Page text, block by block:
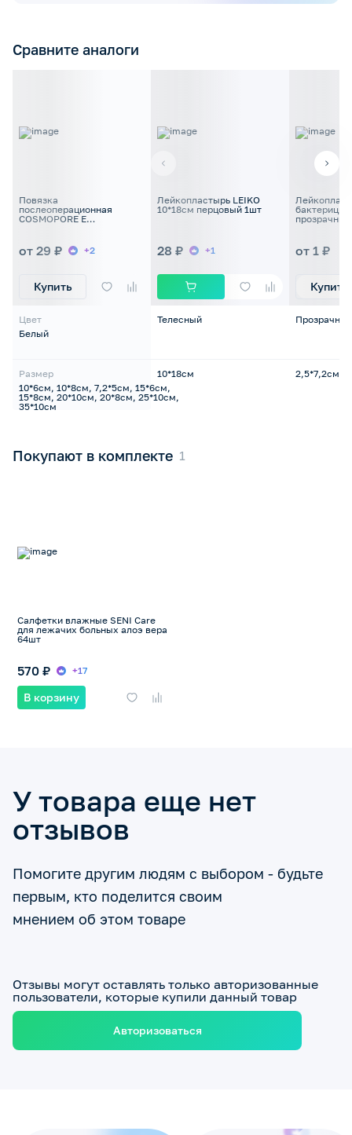
Сравните аналоги
Повязка
послеоперационная
COSMOPORE E
от 29 ₽ +2
Купить
Цвет
Белый
Размер
10*6см, 10*8см, 7,2*5см, 15*6см,
15*8см, 20*10см, 20*8см, 25*10см,
35*10см
Лейкопластырь LEIKO
10*18см перцовый 1шт
28 ₽ +1
Телесный
10*18см
от 1 ₽
Купить
2,5*7,2см
Покупают в комплекте
Салфетки влажные SENI Care
для лежачих больных алоэ вера
64шт
570 ₽ +17
В корзину
У товара еще нет
отзывов
Помогите другим людям с выбором - будьте
первым, кто поделится своим
мнением об этом товаре
Отзывы могут оставлять только авторизованные
пользователи, которые купили данный товар
Авторизоваться